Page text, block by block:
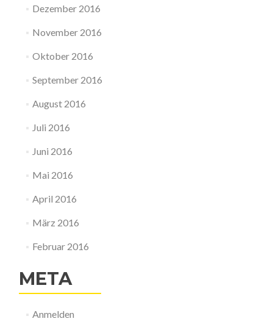
Dezember 2016
November 2016
Oktober 2016
September 2016
August 2016
Juli 2016
Juni 2016
Mai 2016
April 2016
März 2016
Februar 2016
META
Anmelden